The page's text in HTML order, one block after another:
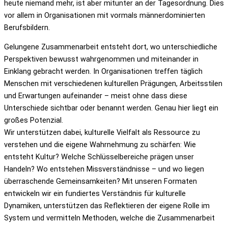
heute niemand mehr, ist aber mitunter an der Tagesordnung. Dies
vor allem in Organisationen mit vormals männerdominierten
Berufsbildern.
Gelungene Zusammenarbeit entsteht dort, wo unterschiedliche
Perspektiven bewusst wahrgenommen und miteinander in
Einklang gebracht werden. In Organisationen treffen täglich
Menschen mit verschiedenen kulturellen Prägungen, Arbeitsstilen
und Erwartungen aufeinander – meist ohne dass diese
Unterschiede sichtbar oder benannt werden. Genau hier liegt ein
großes Potenzial.
Wir unterstützen dabei, kulturelle Vielfalt als Ressource zu
verstehen und die eigene Wahrnehmung zu schärfen: Wie
entsteht Kultur? Welche Schlüsselbereiche prägen unser
Handeln? Wo entstehen Missverständnisse – und wo liegen
überraschende Gemeinsamkeiten? Mit unseren Formaten
entwickeln wir ein fundiertes Verständnis für kulturelle
Dynamiken, unterstützen das Reflektieren der eigene Rolle im
System und vermitteln Methoden, welche die Zusammenarbeit